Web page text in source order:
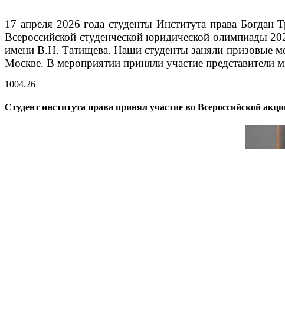
17 апреля 2026 года студенты Института права
Всероссийской студенческой юридической олимпиады
имени В.Н. Татищева.Наши студенты заняли призовые
Москве. В мероприятии приняли участие
1004.26
Студент института права принял участие во Всероссийской